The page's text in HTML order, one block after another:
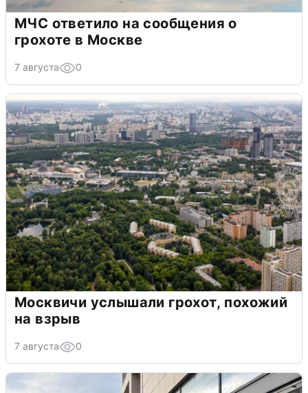
МЧС ответило на сообщения о
грохоте в Москве
7 августа 0
Москвичи услышали грохот, похожий
на взрыв
7 августа 0